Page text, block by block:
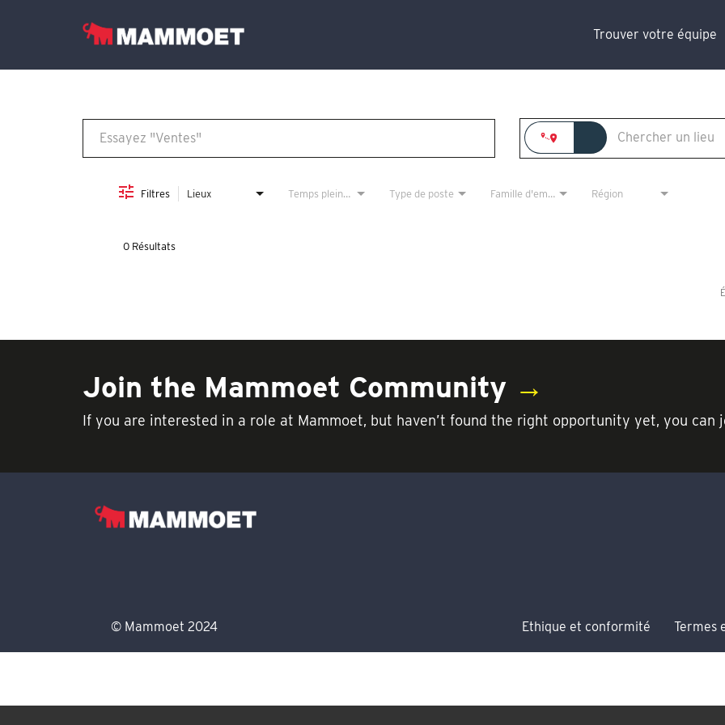
Trouver votre équipe
Français
Filtres Lieux Temps plein/temps partiel Type de poste Famille d'emploi Région
0 Résultats
Join the Mammoet Community →
If you are interested in a role at Mammoet, but haven’t found the right opportunity yet, you can
© Mammoet 2024 Ethique et conformité Termes